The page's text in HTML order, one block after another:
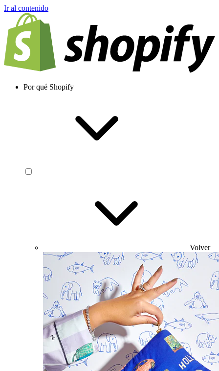
Ir al contenido
Por qué Shopify
Volver